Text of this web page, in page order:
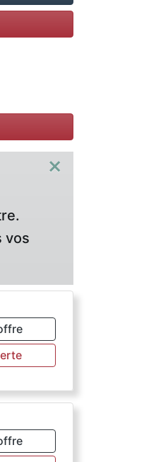
alerte
×
vos